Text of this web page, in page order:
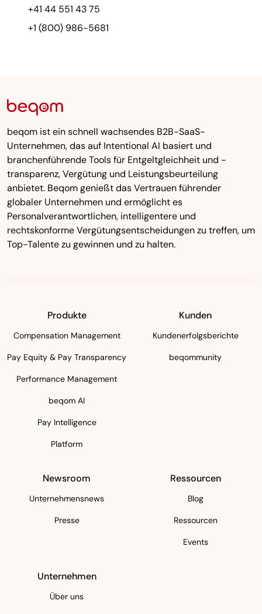
+41 44 551 43 75
+1 (800) 986-5681
beqom ist ein schnell wachsendes B2B-SaaS-
Unternehmen, das auf Intentional AI basiert und
branchenführende Tools für Entgeltgleichheit und -
transparenz, Vergütung und Leistungsbeurteilung
anbietet. Beqom genießt das Vertrauen führender
globaler Unternehmen und ermöglicht es
Personalverantwortlichen, intelligentere und
rechtskonforme Vergütungsentscheidungen zu treffen, um
Top-Talente zu gewinnen und zu halten.
Produkte
Compensation Management
Pay Equity & Pay Transparency
Performance Management
beqom AI
Pay Intelligence
Platform
Kunden
Kundenerfolgsberichte
beqommunity
Newsroom
Unternehmensnews
Presse
Ressourcen
Blog
Ressourcen
Events
Unternehmen
Über uns